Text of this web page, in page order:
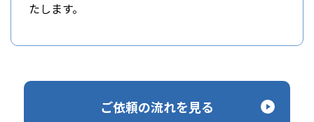
たします。
ご依頼の流れを見る